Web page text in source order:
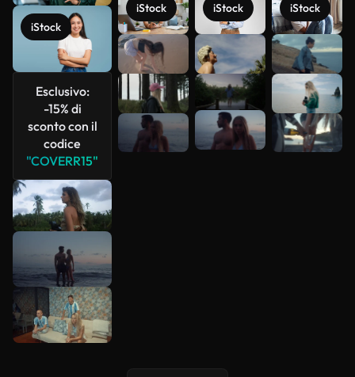
iStock
Esclusivo:
-15% di
sconto con il
codice
"COVERR15"
iStock iStock iStock
Scopri di
più